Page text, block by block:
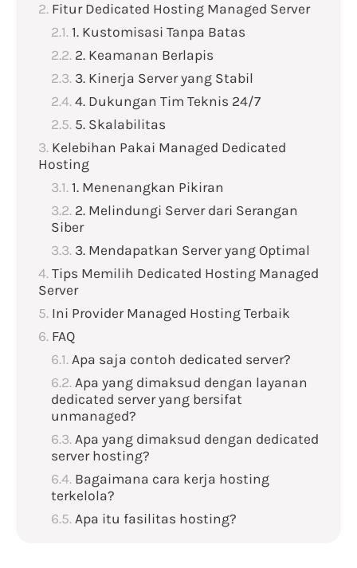
Fitur Dedicated Hosting Managed Server
1. Kustomisasi Tanpa Batas
2. Keamanan Berlapis
3. Kinerja Server yang Stabil
4. Dukungan Tim Teknis 24/7
5. Skalabilitas
Kelebihan Pakai Managed Dedicated
Hosting
1. Menenangkan Pikiran
2. Melindungi Server dari Serangan
Siber
3. Mendapatkan Server yang Optimal
Tips Memilih Dedicated Hosting Managed
Server
Ini Provider Managed Hosting Terbaik
FAQ
Apa saja contoh dedicated server?
Apa yang dimaksud dengan layanan
dedicated server yang bersifat
unmanaged?
Apa yang dimaksud dengan dedicated
server hosting?
Bagaimana cara kerja hosting
terkelola?
Apa itu fasilitas hosting?